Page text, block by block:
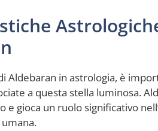
Aldebaran in astrologia, è
a questa stella luminosa.
e gioca un ruolo significativo